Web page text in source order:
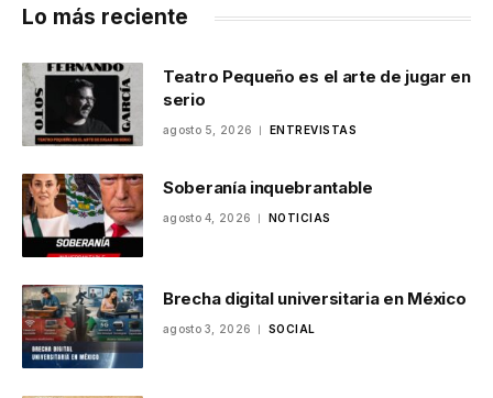
Lo más reciente
Teatro Pequeño es el arte de jugar en
serio
agosto 5, 2026 ENTREVISTAS
Soberanía inquebrantable
agosto 4, 2026 NOTICIAS
Brecha digital universitaria en México
agosto 3, 2026 SOCIAL